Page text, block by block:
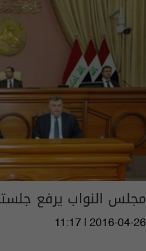
مجلس النواب يرفع
11:17 | 2016-04-26